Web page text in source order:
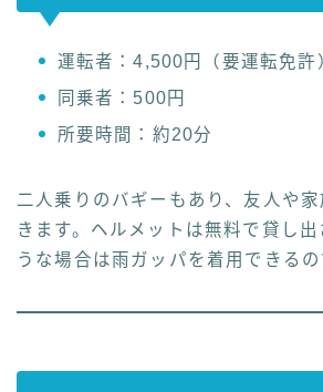
運転者：4,500円（要運転免許
同乗者：500円
所要時間：約20分
二人乗りのバギーもあり、友人や
きます。ヘルメットは無料で貸し
うな場合は雨ガッパを着用できるの